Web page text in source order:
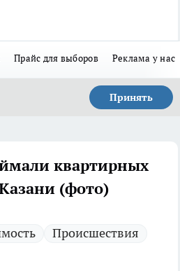
Прайс для выборов Реклама у нас
Принять
квартирных
(фото)
Происшествия